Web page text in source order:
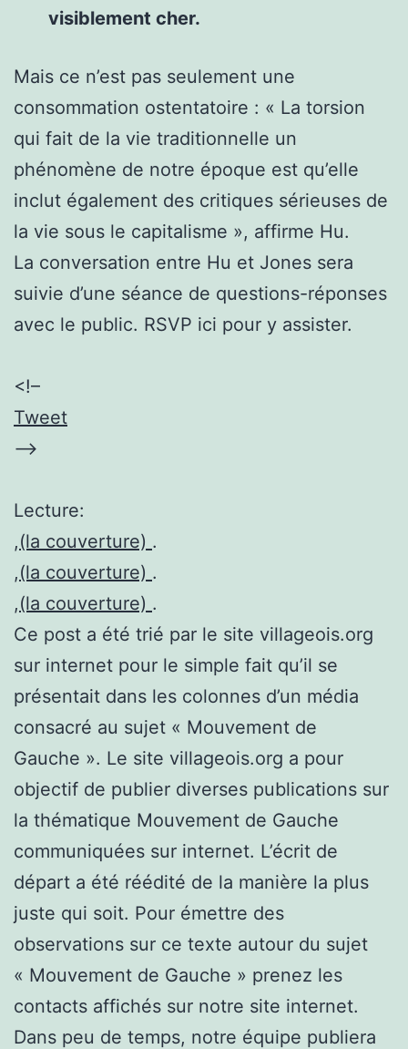
visiblement cher.
Mais ce n’est pas seulement une
consommation ostentatoire : « La torsion
qui fait de la vie traditionnelle un
phénomène de notre époque est qu’elle
inclut également des critiques sérieuses de
la vie sous le capitalisme », affirme Hu.
La conversation entre Hu et Jones sera
suivie d’une séance de questions-réponses
avec le public. RSVP ici pour y assister.
<!–
Tweet
–>
Lecture:
,(la couverture) .
,(la couverture) .
,(la couverture) .
Ce post a été trié par le site villageois.org
sur internet pour le simple fait qu’il se
présentait dans les colonnes d’un média
consacré au sujet « Mouvement de
Gauche ». Le site villageois.org a pour
objectif de publier diverses publications sur
la thématique Mouvement de Gauche
communiquées sur internet. L’écrit de
départ a été réédité de la manière la plus
juste qui soit. Pour émettre des
observations sur ce texte autour du sujet
« Mouvement de Gauche » prenez les
contacts affichés sur notre site internet.
Dans peu de temps, notre équipe publiera